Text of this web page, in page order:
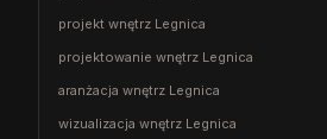
projekt wnętrz Legnica
projektowanie wnętrz Legnica
aranżacja wnętrz Legnica
wizualizacja wnętrz Legnica